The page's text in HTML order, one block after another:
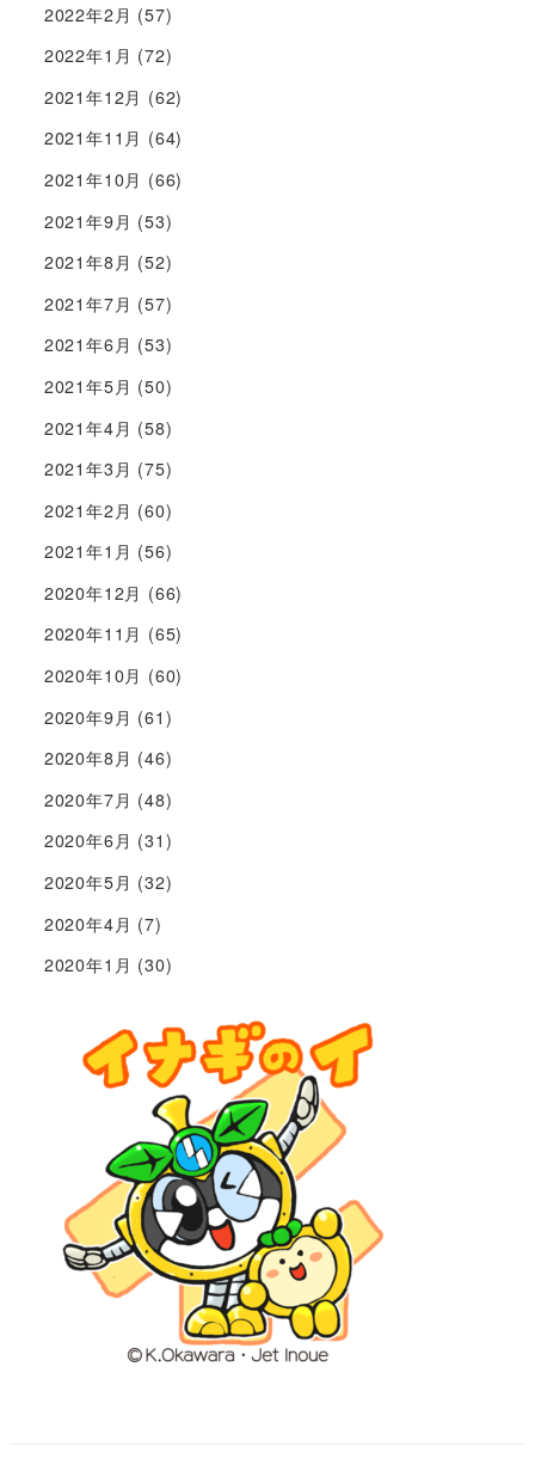
2022年2月 (57)
2022年1月 (72)
2021年12月 (62)
2021年11月 (64)
2021年10月 (66)
2021年9月 (53)
2021年8月 (52)
2021年7月 (57)
2021年6月 (53)
2021年5月 (50)
2021年4月 (58)
2021年3月 (75)
2021年2月 (60)
2021年1月 (56)
2020年12月 (66)
2020年11月 (65)
2020年10月 (60)
2020年9月 (61)
2020年8月 (46)
2020年7月 (48)
2020年6月 (31)
2020年5月 (32)
2020年4月 (7)
2020年1月 (30)